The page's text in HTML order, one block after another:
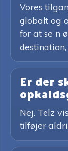
Vores
globalt og
for at se n
Er der
Nej. Telz
tilføjer